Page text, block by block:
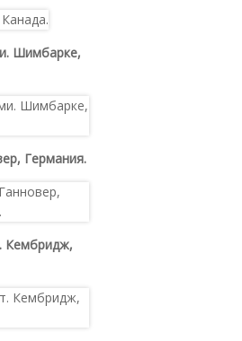
Шимбарке,
Германия.
Кембридж,